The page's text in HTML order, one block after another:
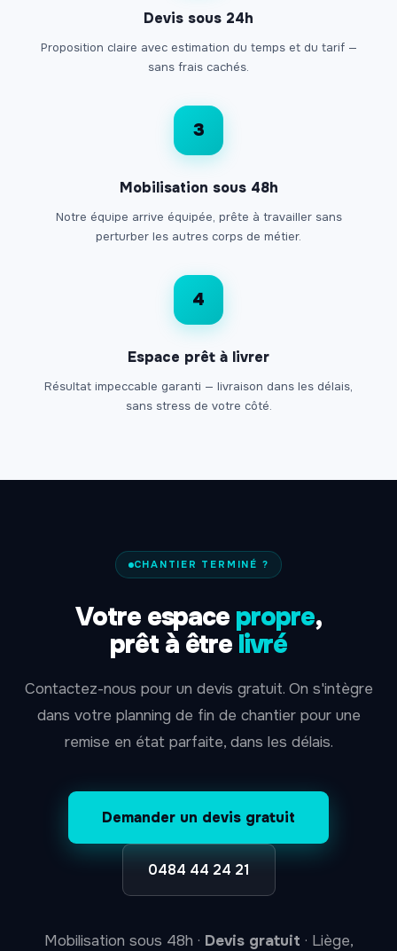
Devis sous 24h
Proposition claire avec estimation du temps et du tarif —
sans frais cachés.
3
Mobilisation sous 48h
Notre équipe arrive équipée, prête à travailler sans
perturber les autres corps de métier.
4
Espace prêt à livrer
Résultat impeccable garanti — livraison dans les délais,
sans stress de votre côté.
CHANTIER TERMINÉ ?
Votre espace propre,
prêt à être livré
Contactez-nous pour un devis gratuit. On s'intègre
dans votre planning de fin de chantier pour une
remise en état parfaite, dans les délais.
Demander un devis gratuit
0484 44 24 21
Mobilisation sous 48h · Devis gratuit · Liège,